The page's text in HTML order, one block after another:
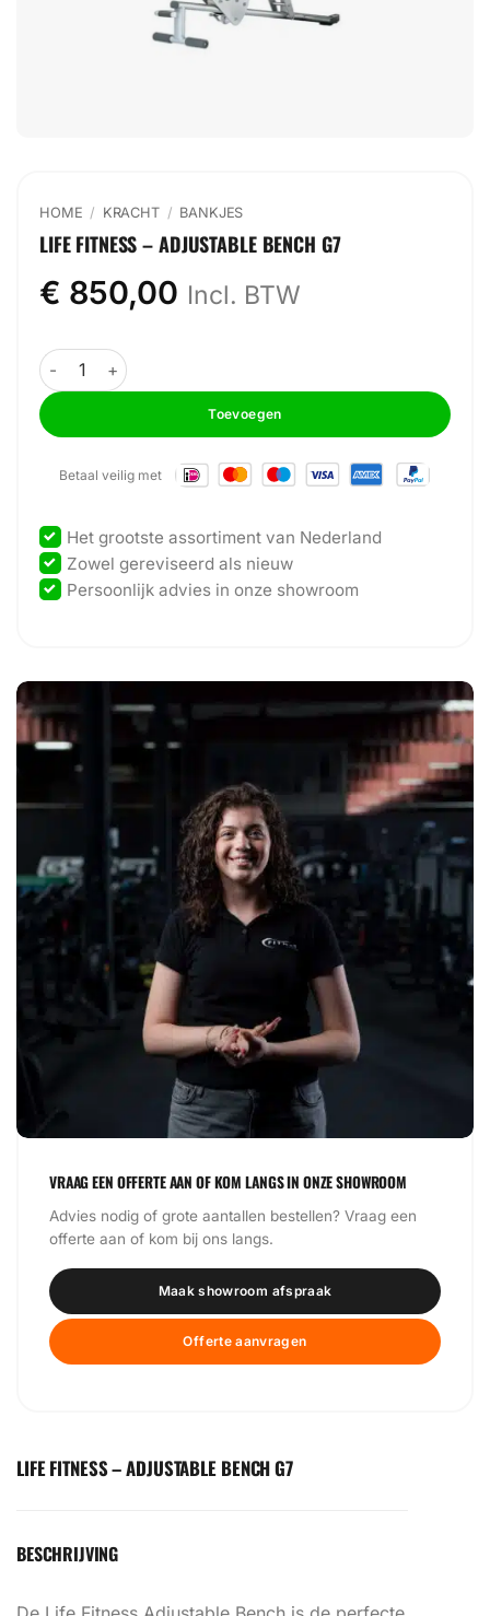
HOME / KRACHT / BANKJES
LIFE FITNESS – ADJUSTABLE BENCH G7
€ 850,00 Incl. BTW
Life Fitness - Adjustable Bench G7 aantal
Toevoegen
Betaal veilig met
Het grootste assortiment van Nederland
Zowel gereviseerd als nieuw
Persoonlijk advies in onze showroom
VRAAG EEN OFFERTE AAN OF KOM LANGS IN ONZE SHOWROOM
Advies nodig of grote aantallen bestellen? Vraag een
offerte aan of kom bij ons langs.
Maak showroom afspraak
Offerte aanvragen
LIFE FITNESS – ADJUSTABLE BENCH G7
BESCHRIJVING